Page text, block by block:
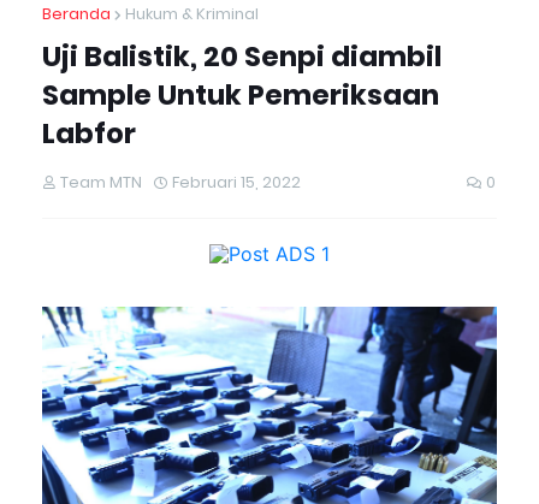
Beranda Hukum & Kriminal
Uji Balistik, 20 Senpi diambil
Sample Untuk Pemeriksaan
Labfor
Team MTN Februari 15, 2022 0